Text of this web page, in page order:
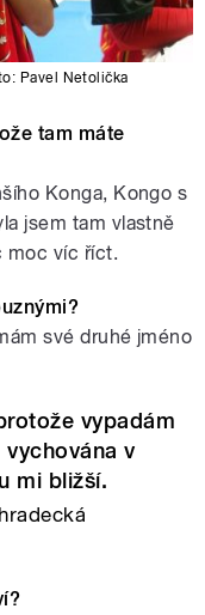
Pavel Netolička
tam máte
Konga, Kongo s
jsem tam vlastně
moc víc říct.
své druhé jméno
vypadám
v
mi bližší.